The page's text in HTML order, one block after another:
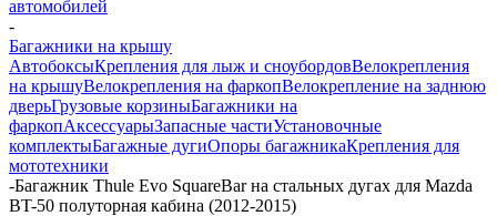
автомобилей
-
Багажники на крышу
АвтобоксыКрепления для лыж и сноубордовВелокрепления
на крышуВелокрепления на фаркопВелокрепление на заднюю
дверьГрузовые корзиныБагажники на
фаркопАксессуарыЗапасные частиУстановочные
комплектыБагажные дугиОпоры багажникаКрепления для
мототехники
-Багажник Thule Evo SquareBar на стальных дугах для Mazda
BT-50 полуторная кабина (2012-2015)